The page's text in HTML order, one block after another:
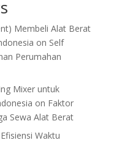
Membeli Alat Berat
on Self
Perumahan
Mixer untuk
on Faktor
Sewa Alat Berat
Waktu